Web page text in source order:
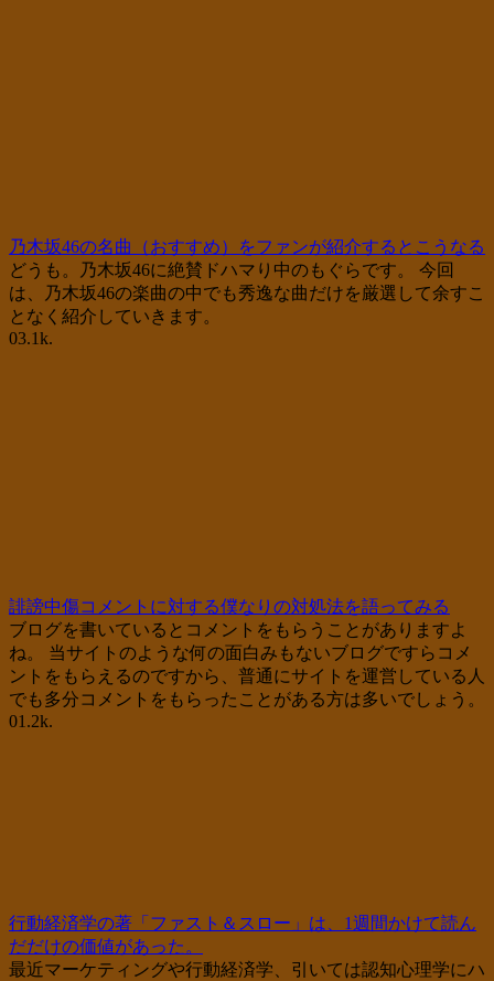
乃木坂46の名曲（おすすめ）をファンが紹介するとこうなる
どうも。乃木坂46に絶賛ドハマり中のもぐらです。 今回
は、乃木坂46の楽曲の中でも秀逸な曲だけを厳選して余すこ
となく紹介していきます。
03.1k.
誹謗中傷コメントに対する僕なりの対処法を語ってみる
ブログを書いているとコメントをもらうことがありますよ
ね。 当サイトのような何の面白みもないブログですらコメ
ントをもらえるのですから、普通にサイトを運営している人
でも多分コメントをもらったことがある方は多いでしょう。
01.2k.
行動経済学の著「ファスト＆スロー」は、1週間かけて読ん
だだけの価値があった。
最近マーケティングや行動経済学、引いては認知心理学にハ